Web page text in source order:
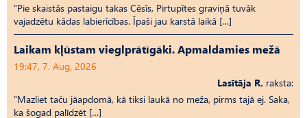
“Pie skaistās pastaigu takas Cēsīs, Pirtupītes graviņā tuvāk
vajadzētu kādas labierīcības. Īpaši jau karstā laikā […]
Laikam kļūstam vieglprātīgāki. Apmaldamies mežā
19:47, 7. Aug, 2026
Lasītāja R. raksta:
“Mazliet taču jāapdomā, kā tiksi laukā no meža, pirms tajā ej. Saka,
ka šogad palīdzēt […]